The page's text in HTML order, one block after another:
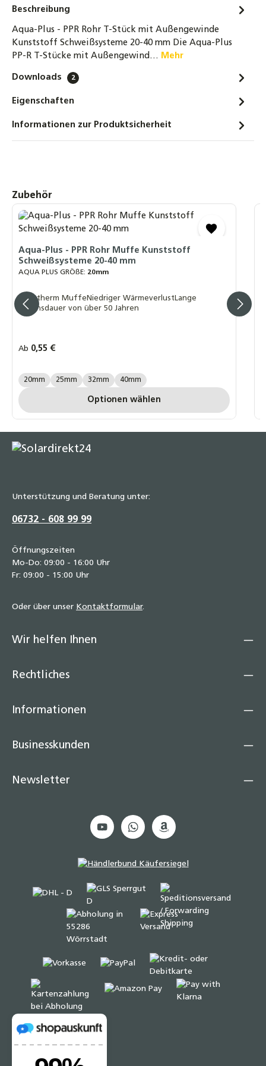
3,00 €
Aqua-Plus - PPR Rohre / Stangen Kunststoff
Schweißsysteme 20-40 mm - 2 Meter
Aluminiumverstärkung Kunststoff
Schweißsysteme 20-25 mm - 2 Meter
3,25 €
Beschreibung
Aqua-Plus - PPR Rohr T-Stück mit Außengewinde
Kunststoff Schweißsysteme 20-40 mm Die Aqua-Plus
PP-R T-Stücke mit Außengewind… Mehr
Downloads 2
Eigenschaften
Informationen zur Produktsicherheit
Produktgalerie überspringen
Zubehör
Aqua-Plus - PPR Rohr Muffe Kunststoff
Schweißsysteme 20-40 mm
AQUA PLUS GRÖßE: 20mm
Fusiotherm MuffeNiedriger WärmeverlustLange
Lebensdauer von über 50 Jahren
Regulärer Preis:
Ab 0,55 €
AQUA PLUS GRÖßE:
20mm 25mm 32mm 40mm
Optionen wählen
Unterstützung und Beratung unter:
06732 - 608 99 99
Öffnungszeiten
Mo-Do: 09:00 - 16:00 Uhr
Fr: 09:00 - 15:00 Uhr
Oder über unser Kontaktformular.
Wir helfen Ihnen
Rechtliches
Informationen
Businesskunden
Newsletter